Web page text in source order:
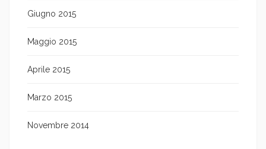
Giugno 2015
Maggio 2015
Aprile 2015
Marzo 2015
Novembre 2014